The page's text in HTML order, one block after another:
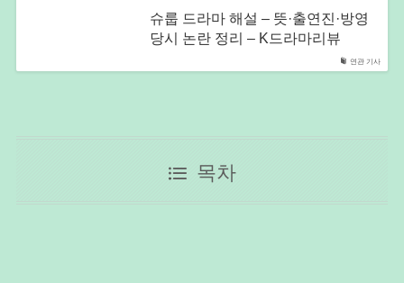
연관 기사
슈룹 드라마 해설 – 뜻·출연진·방영
당시 논란 정리 – K드라마리뷰
목차